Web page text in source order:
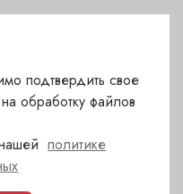
подтвердить свое
обработку файлов
нашейполитике